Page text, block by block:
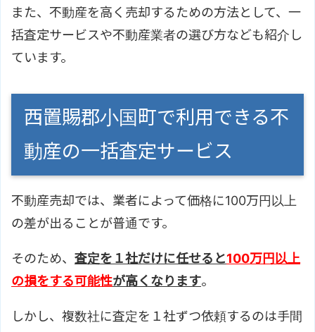
また、不動産を高く売却するための方法として、一
括査定サービスや不動産業者の選び方なども紹介し
ています。
西置賜郡小国町で利用できる不
動産の一括査定サービス
不動産売却では、業者によって価格に100万円以上
の差が出ることが普通です。
そのため、 査定を１社だけに任せると100万円以上
の損をする可能性が高くなります。
しかし、複数社に査定を１社ずつ依頼するのは手間